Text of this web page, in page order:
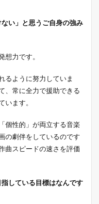
い」と思うご自身の強み
想力です。
るように努力していま
、常に全力で援助できる
います。
個性的」が両立する音楽
の劇伴をしているのです
曲スピードの速さを評価
している目標はなんです